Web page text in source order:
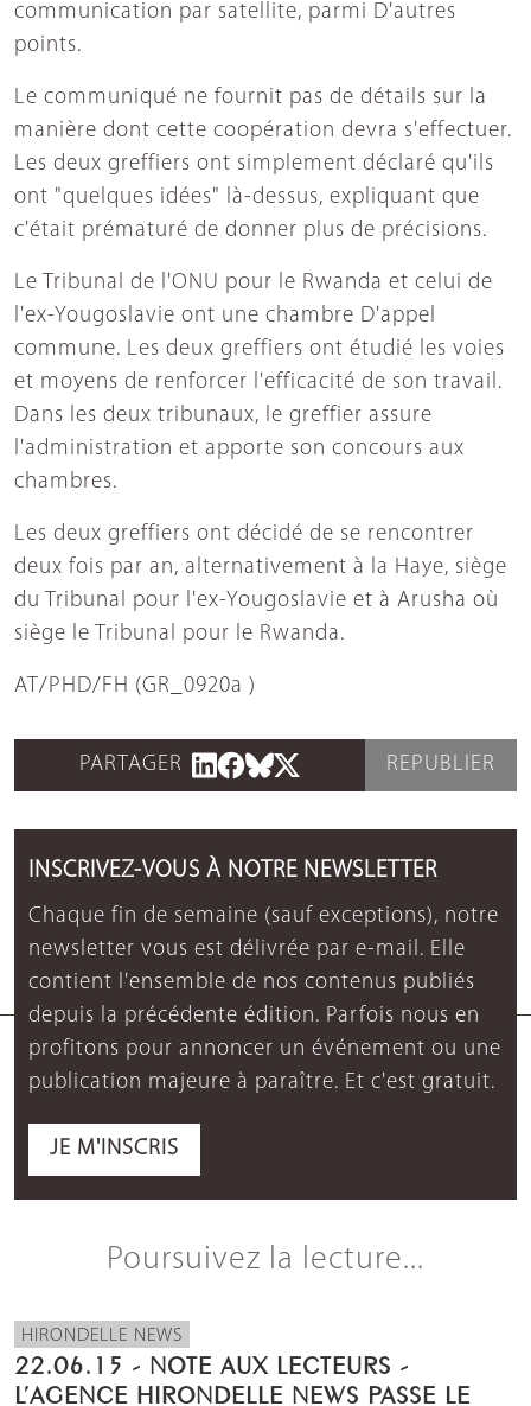
communication par satellite, parmi D'autres
points.
Le communiqué ne fournit pas de détails sur la
manière dont cette coopération devra s'effectuer.
Les deux greffiers ont simplement déclaré qu'ils
ont "quelques idées" là-dessus, expliquant que
c'était prématuré de donner plus de précisions.
Le Tribunal de l'ONU pour le Rwanda et celui de
l'ex-Yougoslavie ont une chambre D'appel
commune. Les deux greffiers ont étudié les voies
et moyens de renforcer l'efficacité de son travail.
Dans les deux tribunaux, le greffier assure
l'administration et apporte son concours aux
chambres.
Les deux greffiers ont décidé de se rencontrer
deux fois par an, alternativement à la Haye, siège
du Tribunal pour l'ex-Yougoslavie et à Arusha où
siège le Tribunal pour le Rwanda.
AT/PHD/FH (GR_0920a )
PARTAGER REPUBLIER
INSCRIVEZ-VOUS À NOTRE NEWSLETTER
Chaque fin de semaine (sauf exceptions), notre
newsletter vous est délivrée par e-mail. Elle
contient l'ensemble de nos contenus publiés
depuis la précédente édition. Parfois nous en
profitons pour annoncer un événement ou une
publication majeure à paraître. Et c'est gratuit.
JE M'INSCRIS
Poursuivez la lecture...
HIRONDELLE NEWS
22.06.15 - NOTE AUX LECTEURS -
L’AGENCE HIRONDELLE NEWS PASSE LE